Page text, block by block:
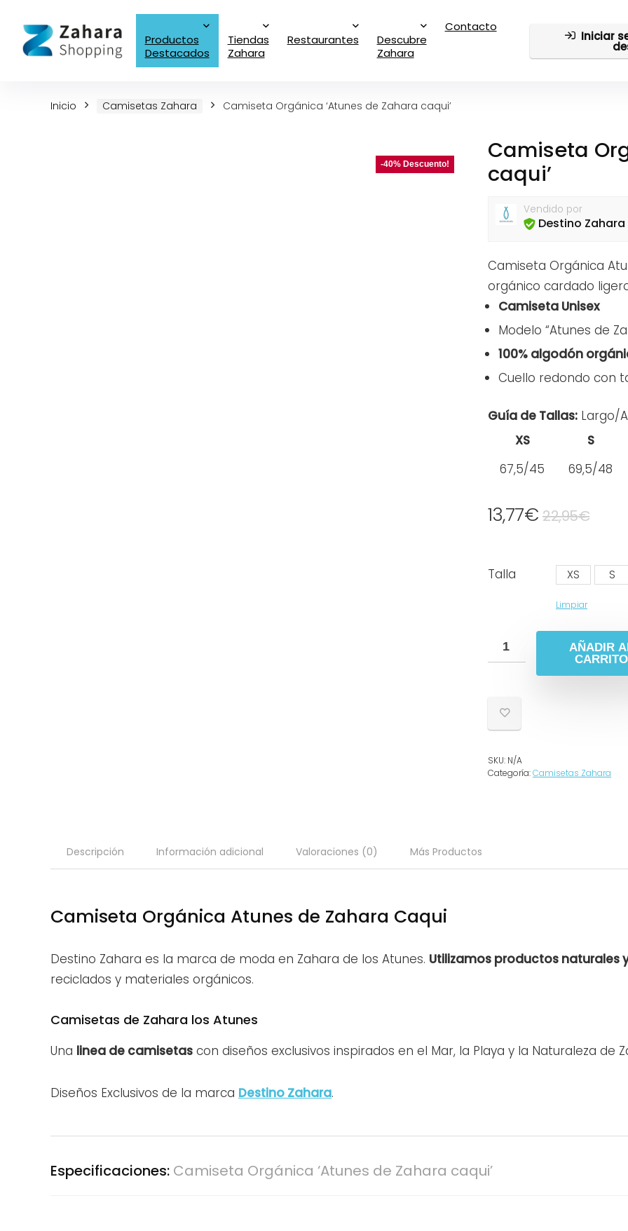
Productos
Destacados
Tiendas
Zahara
Restaurantes
Descubre
Zahara
Contacto
Iniciar
Inicio Camisetas Zahara Camiseta Orgánica ‘Atunes de Zahara caqui’
-40% Descuento!
Camiseta
caqui’
Vendido por
Destino Zahara
Camiseta Orgánica
orgánico cardado
Camiseta Unisex
Modelo “Atunes de
100% algodón
Cuello redondo con
Guía de Tallas: Largo/
XS
S
67,5/45
69,5/48
22,95€
13,77€
Talla XS S
Limpiar
AÑADIR
CARRITO
SKU: N/A
Categoría:Camisetas Zahara
Descripción Información adicional Valoraciones (0) Más Productos
Camiseta Orgánica Atunes de Zahara Caqui
Destino Zahara es la marca de moda en Zahara de los Atunes. Utilizamos productos naturales
reciclados y materiales orgánicos.
Camisetas de Zahara los Atunes
Una linea de camisetas con diseños exclusivos inspirados en el Mar, la Playa y la Naturaleza de
Diseños Exclusivos de la marca Destino Zahara.
Especificaciones: Camiseta Orgánica ‘Atunes de Zahara caqui’